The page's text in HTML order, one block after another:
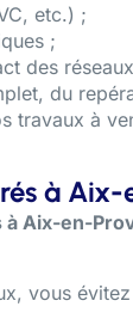
etc.) ;
;
des
du
travaux à
à Aix-
Aix-en-
vous